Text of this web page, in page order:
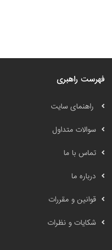
فهرست راهبری
راهنمای سایت
سوالات متداول
تماس با ما
درباره ما
قوانین و مقررات
شکایات و نظرات